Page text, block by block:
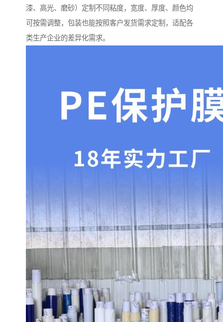
漆、高光、磨砂）定制不同粘度，宽度、厚度、颜色均
可按需调整，包装也能按照客户发货需求定制，适配各
类生产企业的差异化需求。